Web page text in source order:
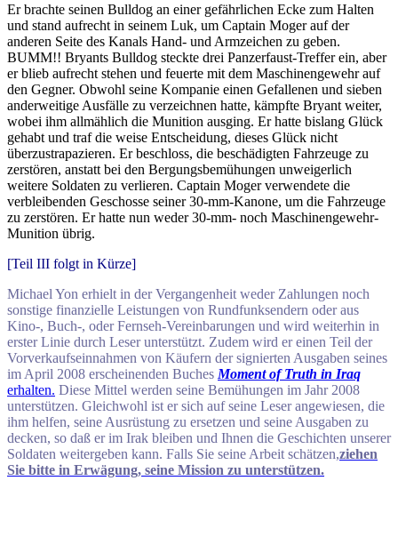
Er brachte seinen Bulldog an einer gefährlichen Ecke zum Halten
und stand aufrecht in seinem Luk, um Captain Moger auf der
anderen Seite des Kanals Hand- und Armzeichen zu geben.
BUMM!! Bryants Bulldog steckte drei Panzerfaust-Treffer ein, aber
er blieb aufrecht stehen und feuerte mit dem Maschinengewehr auf
den Gegner. Obwohl seine Kompanie einen Gefallenen und sieben
anderweitige Ausfälle zu verzeichnen hatte, kämpfte Bryant weiter,
wobei ihm allmählich die Munition ausging. Er hatte bislang Glück
gehabt und traf die weise Entscheidung, dieses Glück nicht
überzustrapazieren. Er beschloss, die beschädigten Fahrzeuge zu
zerstören, anstatt bei den Bergungsbemühungen unweigerlich
weitere Soldaten zu verlieren. Captain Moger verwendete die
verbleibenden Geschosse seiner 30-mm-Kanone, um die Fahrzeuge
zu zerstören. Er hatte nun weder 30-mm- noch Maschinengewehr-
Munition übrig.
[Teil III folgt in Kürze]
Michael Yon erhielt in der Vergangenheit weder Zahlungen noch
sonstige finanzielle Leistungen von Rundfunksendern oder aus
Kino-, Buch-, oder Fernseh-Vereinbarungen und wird weiterhin in
erster Linie durch Leser unterstützt. Zudem wird er einen Teil der
Vorverkaufseinnahmen von Käufern der signierten Ausgaben seines
im April 2008 erscheinenden Buches Moment of Truth in Iraq
erhalten. Diese Mittel werden seine Bemühungen im Jahr 2008
unterstützen. Gleichwohl ist er sich auf seine Leser angewiesen, die
ihm helfen, seine Ausrüstung zu ersetzen und seine Ausgaben zu
decken, so daß er im Irak bleiben und Ihnen die Geschichten unserer
Soldaten weitergeben kann. Falls Sie seine Arbeit schätzen,ziehen
Sie bitte in Erwägung, seine Mission zu unterstützen.